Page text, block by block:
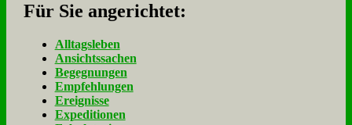
Für Sie an­ge­rich­tet:
Alltagsleben
Ansichtssachen
Begegnungen
Empfehlungen
Ereignisse
Expeditionen